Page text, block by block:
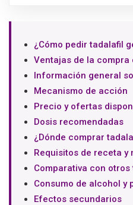
¿Cómo pedir tadalafil
Ventajas de la
Información general
Mecanismo de acción
Precio y ofertas
Dosis recomendadas
¿Dónde comprar
Requisitos de receta y
Comparativa con
Consumo de alcohol y
Efectos secundarios